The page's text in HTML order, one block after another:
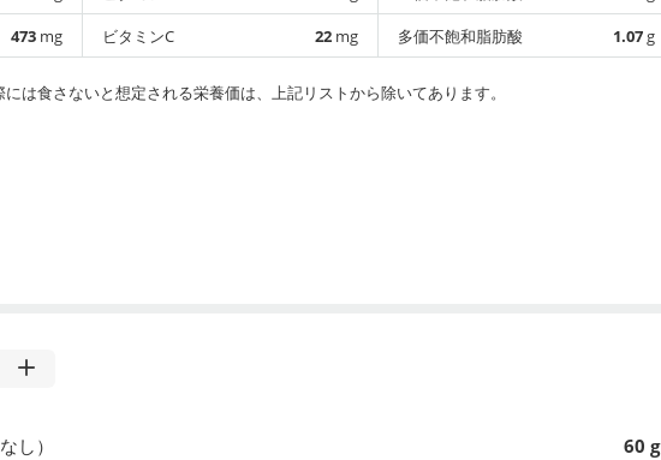
473 mg
ビタミンC
22 mg
多価不飽和脂肪酸
1.07g
は食さないと想定される栄養価は、上記リストから除いてあります。
し）
60 g